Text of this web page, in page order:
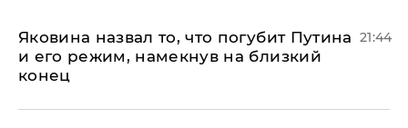
Яковина назвал то, что погубит Путина
и его режим, намекнув на близкий
конец
21:44